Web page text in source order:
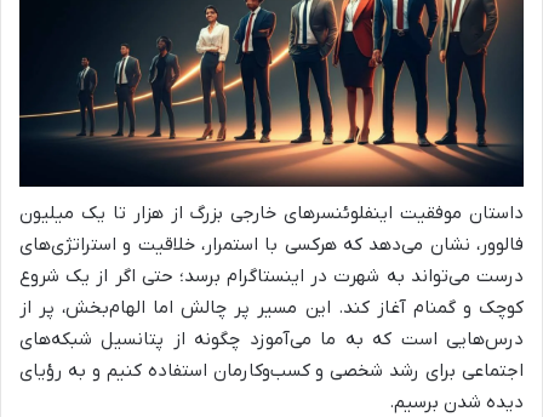
داستان موفقیت اینفلوئنسرهای خارجی بزرگ از هزار تا یک میلیون
فالوور، نشان می‌دهد که هرکسی با استمرار، خلاقیت و استراتژی‌های
درست می‌تواند به شهرت در اینستاگرام برسد؛ حتی اگر از یک شروع
کوچک و گمنام آغاز کند. این مسیر پر چالش اما الهام‌بخش، پر از
درس‌هایی است که به ما می‌آموزد چگونه از پتانسیل شبکه‌های
اجتماعی برای رشد شخصی و کسب‌وکارمان استفاده کنیم و به رؤیای
دیده شدن برسیم.